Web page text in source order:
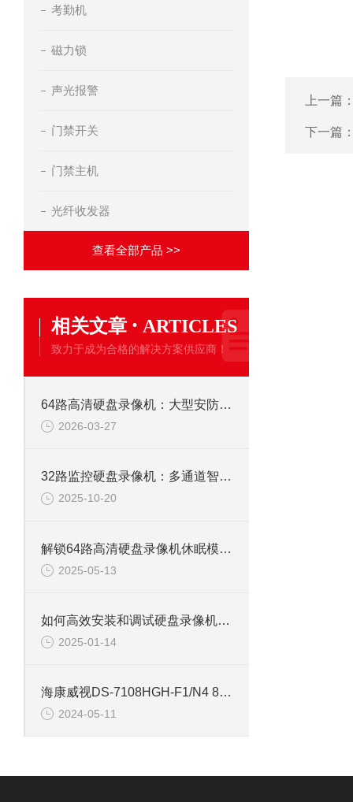
考勤机
磁力锁
声光报警
门禁开关
门禁主机
光纤收发器
查看全部产品 >>
相关文章 · ARTICLES
致力于成为合格的解决方案供应商！
64路高清硬盘录像机：大型安防监控系统的核心存储解决方案
2026-03-27
32路监控硬盘录像机：多通道智能监控，构筑全域安全防线
2025-10-20
解锁64路高清硬盘录像机休眠模式的多重优势
2025-05-13
如何高效安装和调试硬盘录像机：专业教程
2025-01-14
海康威视DS-7108HGH-F1/N4 8路单盘位同轴硬盘录像机
2024-05-11
上一篇
下一篇